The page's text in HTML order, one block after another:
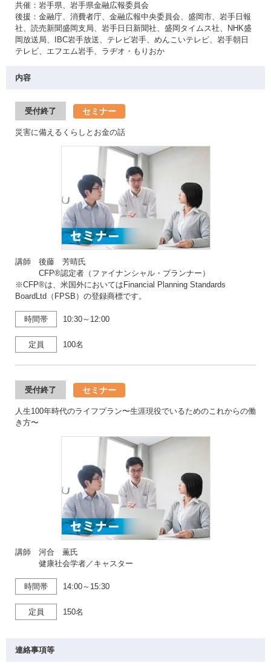
共催：岩手県、岩手県金融広報委員会
後援：金融庁、消費者庁、金融広報中央委員会、盛岡市、岩手日報
社、読売新聞盛岡支局、岩手日日新聞社、盛岡タイムス社、NHK盛
岡放送局、IBC岩手放送、テレビ岩手、めんこいテレビ、岩手朝日
テレビ、エフエム岩手、ラヂオ・もりおか
内容
受付終了 セミナー
災害に備えるくらしとお金の話
講師 後藤 芳晴氏
CFP®認定者（ファイナンシャル・プランナー）
※CFP®は、米国外においてはFinancial Planning Standards
BoardLtd（FPSB）の登録商標です。
時間帯 10:30～12:00
定員 100名
受付終了 セミナー
人生100年時代のライフプラン〜生涯現役でいるためのこれからの働
き方〜
講師 河合 薫氏
健康社会学者／キャスター
時間帯 14:00～15:30
定員 150名
連絡事項等